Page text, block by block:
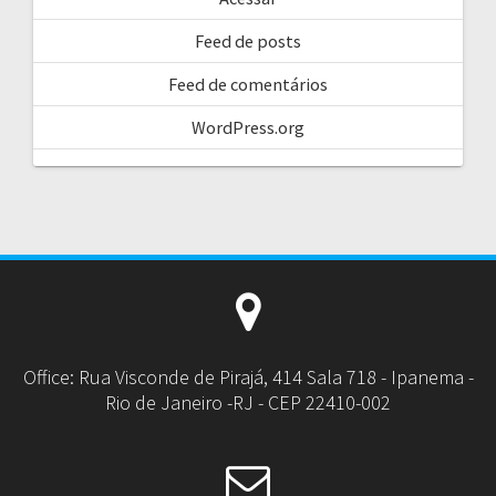
Feed de posts
Feed de comentários
WordPress.org
Office: Rua Visconde de Pirajá, 414 Sala 718 - Ipanema -
Rio de Janeiro -RJ - CEP 22410-002